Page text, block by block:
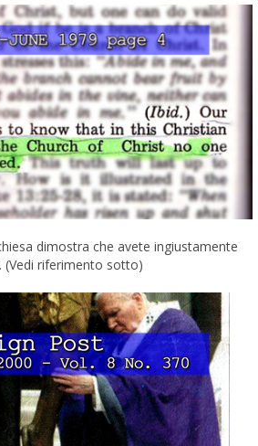
dimostra che avete ingiustamente
(Vedi riferimento sotto)